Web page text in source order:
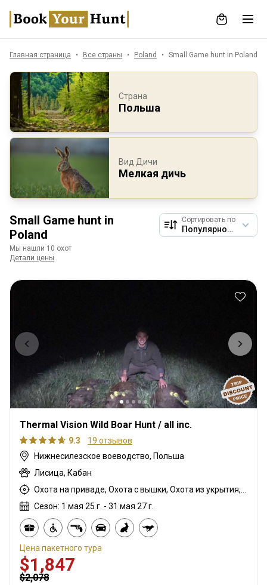
Главная страница Все страны Poland Small Game hunt in Poland
Страна
Польша
Вид Дичи
Мелкая дичь
Small Game hunt in
Poland
Мы нашли 10 охот
Детали цены
Сортировать по
Thermal Vision Wild Boar Hunt / all inc.
9.3
19 отзывов
Нижнесилезское воеводство, Польша
Лисица, Кабан
Сезон: 1 мая 25 г. - 31 мая 27 г.
Цена пакетного тура
$1,847
$2,078